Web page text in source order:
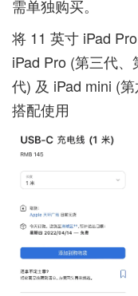
需单独购买。
将 11 英寸 iPad
iPad Pro (第三代
代) 及 iPad mini (
搭配使用